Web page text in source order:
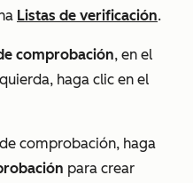
Listas de verificación.
comprobación, en el
haga clic en el
comprobación, haga
para crear